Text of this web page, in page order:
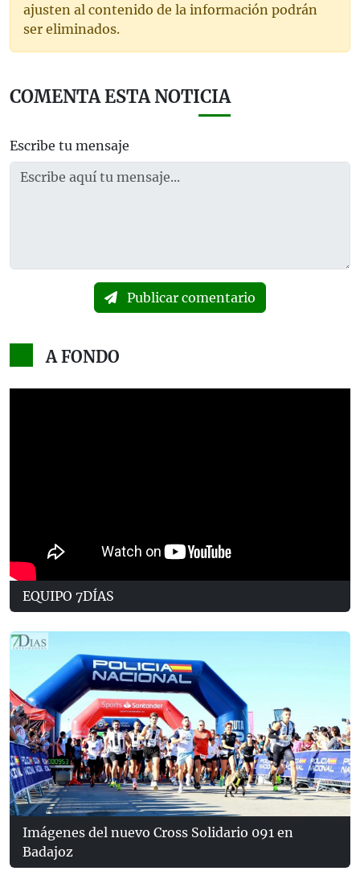
ajusten al contenido de la información podrán
ser eliminados.
COMENTA ESTA NOTICIA
Escribe tu mensaje
Publicar comentario
A FONDO
EQUIPO 7DÍAS
Imágenes del nuevo Cross Solidario 091 en
Badajoz